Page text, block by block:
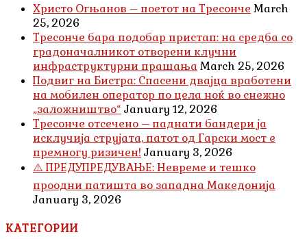
Христо Огњанов – поетот на Тресонче March
25, 2026
Тресонче бара подобар пристап: на средба со
градоначалникот отворени клучни
инфраструктурни прашањаMarch 25, 2026
Подвиг на Бистра: Спасени двајца вработени
на мобилен оператор по цела ноќ во снежно
„заложништво“ January 12, 2026
Тресонче отсечено – паднати бандери ја
исклучија струјата, патот од Гарски мост е
премногу ризичен! January 3, 2026
⚠️ ПРЕДУПРЕДУВАЊЕ: Невреме и тешко
проодни патишта во западна Македонија
January 3, 2026
КАТЕГОРИИ